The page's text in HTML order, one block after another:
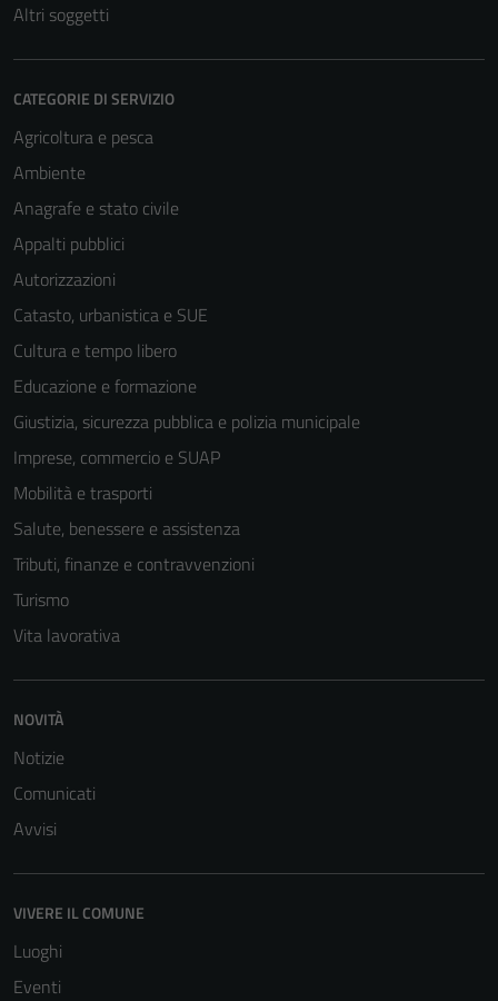
Altri soggetti
CATEGORIE DI SERVIZIO
Agricoltura e pesca
Ambiente
Anagrafe e stato civile
Appalti pubblici
Autorizzazioni
Catasto, urbanistica e SUE
Cultura e tempo libero
Educazione e formazione
Giustizia, sicurezza pubblica e polizia municipale
Imprese, commercio e SUAP
Mobilità e trasporti
Salute, benessere e assistenza
Tributi, finanze e contravvenzioni
Turismo
Vita lavorativa
NOVITÀ
Notizie
Comunicati
Avvisi
VIVERE IL COMUNE
Luoghi
Eventi